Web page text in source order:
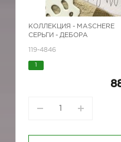
КОЛЛЕКЦИЯ - MASCHERE
СЕРЬГИ - ДЕБОРА
119-4846